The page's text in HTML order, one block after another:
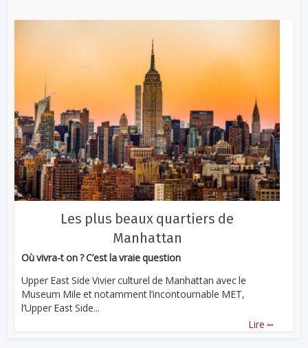
Les plus beaux quartiers de
Manhattan
Où vivra-t on ? C’est la vraie question
Upper East Side Vivier culturel de Manhattan avec le
Museum Mile et notamment l’incontournable MET,
l’Upper East Side...
Lire ...